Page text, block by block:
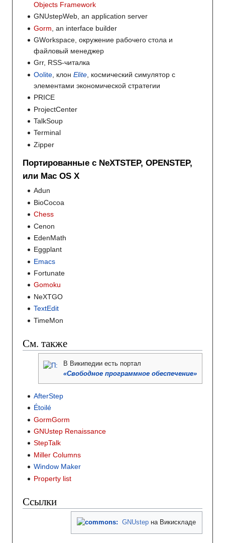
Objects Framework
GNUstepWeb, an application server
Gorm , an interface builder
GWorkspace, окружение рабочего стола и
файловый менеджер
Grr, RSS-читалка
Oolite , клонElite , космический симулятор с
элементами экономической стратегии
PRICE
ProjectCenter
TalkSoup
Terminal
Zipper
Портированные с NeXTSTEP, OPENSTEP,
или Mac OS X
Adun
BioCocoa
Chess
Cenon
EdenMath
Eggplant
Emacs
Fortunate
Gomoku
NeXTGO
TextEdit
TimeMon
См. также
В Википедии есть портал
«Свободное программное обеспечение»
AfterStep
Étoilé
GormGorm
GNUstep Renaissance
StepTalk
Miller Columns
Window Maker
Property list
Ссылки
GNUstep на Викискладе